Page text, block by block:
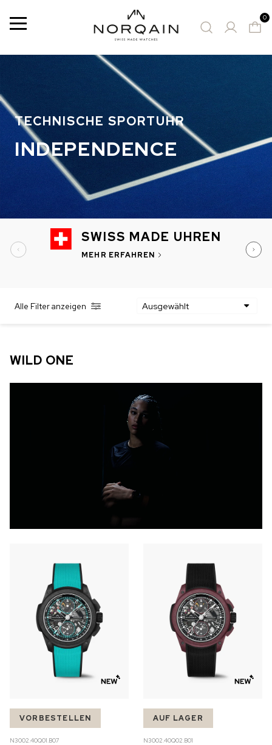
Menu 0
VORGESCHLAGENE ZEITMESSER
CHF 5,250
42mm
CHF 4,450
41mm
NICHT AUF LAGER
WILD ONE SKELETON
GREY
TECHNISCHE SPORTUHR
INDEPENDENCE
SWISS MADE UHREN
MEHR ERFAHREN
Alle Filter anzeigen
WILD ONE
VORBESTELLEN
N3002.40Q01.B07
AUF LAGER
N3002.40Q02.B01